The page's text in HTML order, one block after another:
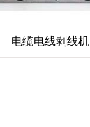
电缆电线剥线机